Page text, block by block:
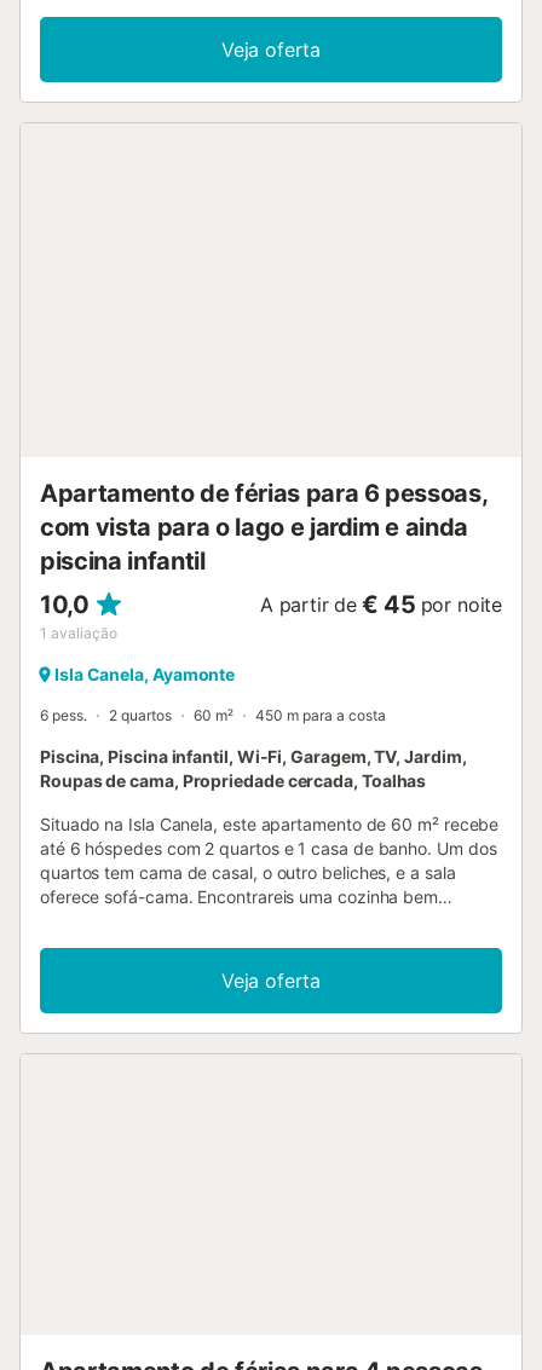
do rio "Guadiana", a 3 km do campo de Golfe "Isla Canela",
a 7 km da cidade "Ayamonte", a 7 km da estação de
autocarros "Ayamonte" e está localizado numa zona ideal
para famílias e junto ao mar. Dispõe de jardim com
Veja oferta
Apartamento de férias para 6 pessoas,
com vista para o lago e jardim e ainda
piscina infantil
10,0
1 avaliação
A partir de € 45 por noite
Isla Canela, Ayamonte
6 pess. 2 quartos 60 m² 450 m para a costa
Piscina, Piscina infantil, Wi-Fi, Garagem, TV, Jardim,
Roupas de cama, Propriedade cercada, Toalhas
Situado na Isla Canela, este apartamento de 60 m² recebe
até 6 hóspedes com 2 quartos e 1 casa de banho. Um dos
quartos tem cama de casal, o outro beliches, e a sala
oferece sofá-cama. Encontrareis uma cozinha bem
máquina de café de cápsulas, máquina de lavar loiça e
utensílios completos. Entre as comodidades, destacam-se
Wi-Fi de alta velocidade adequado para videochamadas,
televisão na sala e no quarto principal, máquina de lavar
disponível de 15 de junho a 15 de setembro. Na primeira
Veja oferta